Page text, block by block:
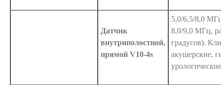
Датчик
внутриполостной,
прямой V10-4s
5,0/6,5/8,0
8,0/9,0 МГц,
градусов).
акушерские,